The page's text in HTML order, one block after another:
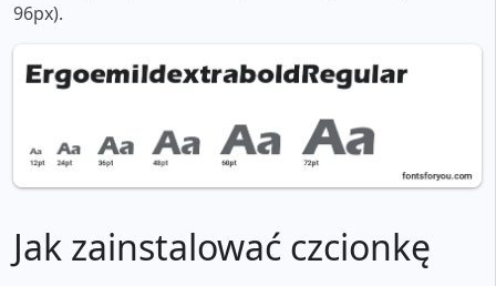
96px).
Jak zainstalować czcionkę